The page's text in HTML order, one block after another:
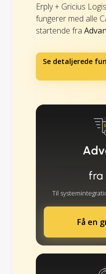
Erply + Gricius
fungerer med alle
startende fra
Se detaljerede
fra
Til
Få en